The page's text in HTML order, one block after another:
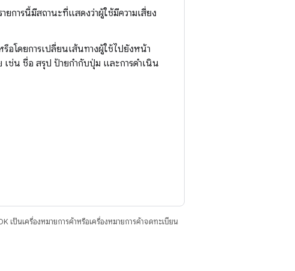
การนี้มีสถานะที่แสดงว่าผู้ใช้มีความเสี่ยง
อโดยการเปลี่ยนเส้นทางผู้ใช้ไปยังหน้า
ช่น ชื่อ สรุป ป้ายกำกับปุ่ม และการดำเนิน
เป็นเครื่องหมายการค้าหรือเครื่องหมายการค้าจดทะเบียน